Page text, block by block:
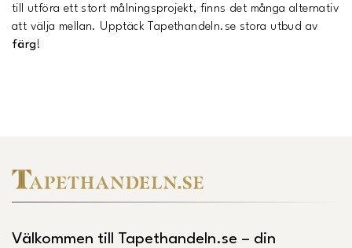
till utföra ett stort målningsprojekt, finns det många alternativ
att välja mellan. Upptäck Tapethandeln.se stora utbud av
färg !
Välkommen till Tapethandeln.se – din